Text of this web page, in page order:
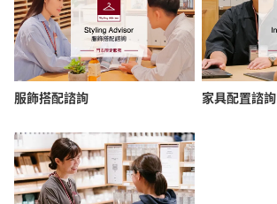
服飾搭配諮詢 家具配置諮詢